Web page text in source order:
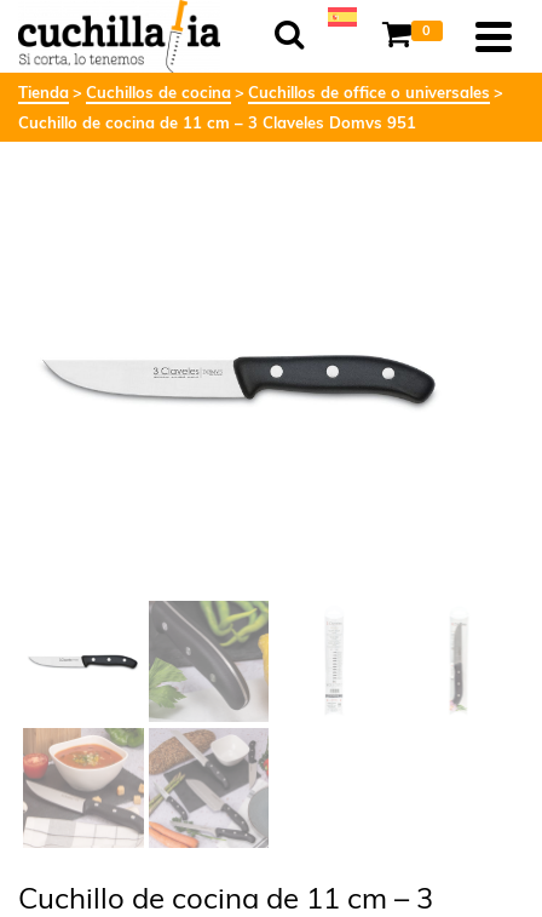
0
Tienda Cuchillos de cocina
Cuchillos de office o universales
Cuchillo de cocina de 11 cm – 3 Claveles Domvs 951
Cuchillo de cocina de 11 cm – 3